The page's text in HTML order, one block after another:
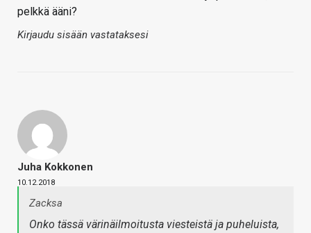
pelkkä ääni?
Kirjaudu sisään vastataksesi
Juha Kokkonen
10.12.2018
Zacksa
Onko tässä värinäilmoitusta viesteistä ja puheluista,